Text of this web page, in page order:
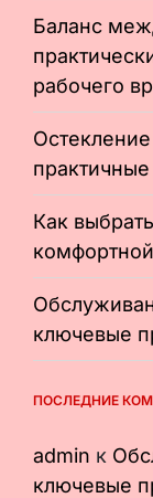
Баланс
рабочего
Как
ключевые
ПОСЛЕДНИЕ
admin к
ключевые